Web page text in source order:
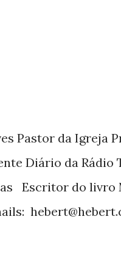
Pastor da Igreja
Diário da
Escritor do livro